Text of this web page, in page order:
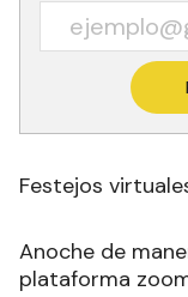
Festejos
Anoche de
plataforma